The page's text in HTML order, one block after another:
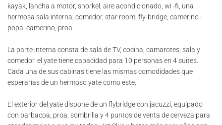
kayak, lancha a motor, snorkel, aire acondicionado, wi -fi, una
hermosa sala interna, comedor, star room, fly-bridge, camerino -
popa, camerino, proa.
La parte interna consta de sala de TV, cocina, camarotes, sala y
comedor. el yate tiene capacidad para 10 personas en 4 suites.
Cada una de sus cabinas tiene las mismas comodidades que
esperarías de un hermoso yate como este.
El exterior del yate dispone de un flybridge con jacuzzi, equipado
con barbacoa, proa, sombrilla y 4 puntos de venta de cerveza para